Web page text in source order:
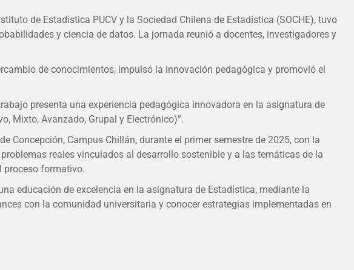
de Estadística PUCV y la Sociedad Chilena de Estadística (SOCHE), tuvo
y ciencia de datos. La jornada reunió a docentes, investigadores y
de conocimientos, impulsó la innovación pedagógica y promovió el
presenta una experiencia pedagógica innovadora en la asignatura de
Mixto, Avanzado, Grupal y Electrónico)”.
Concepción, Campus Chillán, durante el primer semestre de 2025, con la
reales vinculados al desarrollo sostenible y a las temáticas de la
proceso formativo.
educación de excelencia en la asignatura de Estadística, mediante la
con la comunidad universitaria y conocer estrategias implementadas en